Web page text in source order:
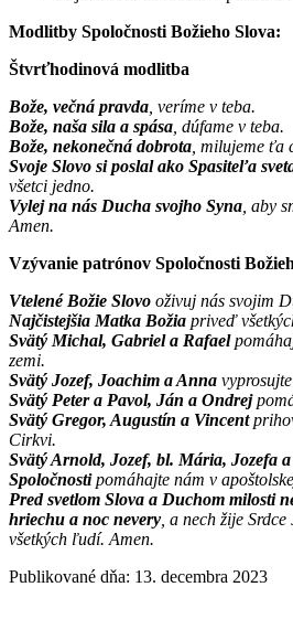
Modlitby Spoločnosti Božieho Slova:
Štvrťhodinová modlitba
Bože, večná pravda , veríme v teba.
Bože, naša sila a spása , dúfame v teba.
Bože, nekonečná dobrota , milujeme ťa
Svoje Slovo si poslal ako Spasiteľa
všetci jedno.
Vylej na nás Ducha svojho Syna , aby
Amen.
Vzývanie patrónov Spoločnosti
Vtelené Božie Slovo oživuj nás svojim
Najčistejšia Matka Božia priveď
Svätý Michal, Gabriel a Rafael
zemi.
Svätý Jozef, Joachim a Anna
Svätý Peter a Pavol, Ján a Ondrej
Svätý Gregor, Augustín a Vincent
Cirkvi.
Svätý Arnold, Jozef, bl. Mária, Jozefa
Spoločnostipomáhajte nám v
Pred svetlom Slova a Duchom milosti
hriechu a noc nevery , a nech žije
všetkých ľudí. Amen.
Publikované dňa: 13. decembra 2023